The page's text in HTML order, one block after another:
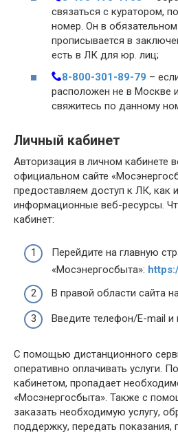
связаться с куратором,
номер. Он в
прописывается в
есть в ЛК для юр. лиц;
8-800-301-89-79 –
расположен не в Москве
свяжитесь по данному
Личный кабинет
Авторизация в личном кабинете
официальном сайте
предоставляем доступ к ЛК, как
информационные веб-ресурсы.
кабинет:
Перейдите на главную
«Мосэнергосбыта»:
В правой области сайта
Введите телефон/E-mail и
С помощью дистанционного
оперативно оплачивать услуги.
кабинетом, пропадает
«Мосэнергосбыта». Также с
заказать необходимую услугу,
поддержку, передать показания,